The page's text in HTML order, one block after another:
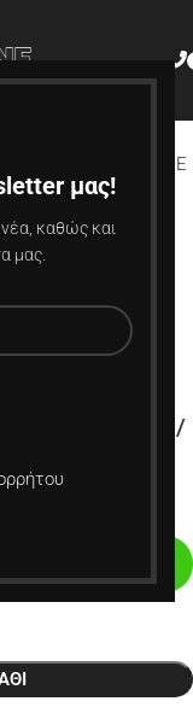
μας!
καθώς και
μας.
DIVERTER /